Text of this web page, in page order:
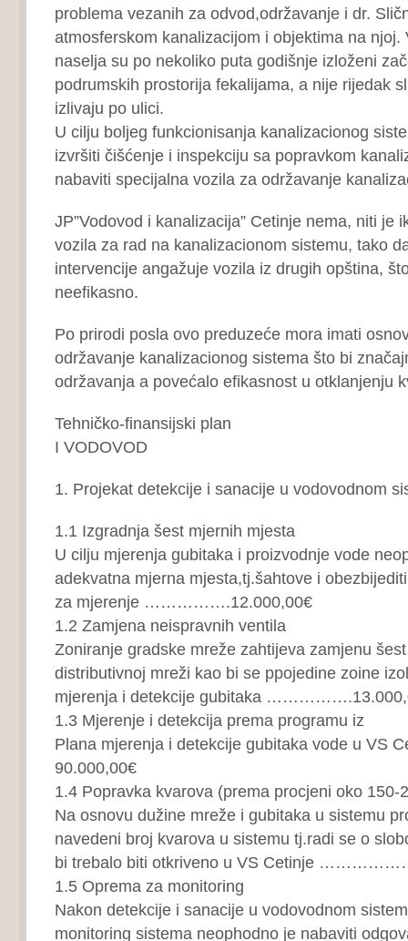
problema vezanih za odvod,održavanje i dr.
atmosferskom kanalizacijom i objektima na njoj.
naselja su po nekoliko puta godišnje izloženi
podrumskih prostorija fekalijama, a nije rijedak
izlivaju po ulici.
U cilju boljeg funkcionisanja kanalizacionog
izvršiti čišćenje i inspekciju sa popravkom
nabaviti specijalna vozila za održavanje
JP”Vodovod i kanalizacija” Cetinje nema, niti je
vozila za rad na kanalizacionom sistemu, tako
intervencije angažuje vozila iz drugih opština,
neefikasno.
Po prirodi posla ovo preduzeće mora imati
održavanje kanalizacionog sistema što bi
održavanja a povećalo efikasnost u otklanjenju
Tehničko-finansijski plan
I VODOVOD
1. Projekat detekcije i sanacije u vodovodnom
1.1 Izgradnja šest mjernih mjesta
U cilju mjerenja gubitaka i proizvodnje vode
adekvatna mjerna mjesta,tj.šahtove i
za mjerenje …………….12.000,00€
1.2 Zamjena neispravnih ventila
Zoniranje gradske mreže zahtijeva zamjenu
distributivnoj mreži kao bi se ppojedine zoine
mjerenja i detekcije gubitaka
1.3 Mjerenje i detekcija prema programu iz
Plana mjerenja i detekcije gubitaka vode u
90.000,00€
1.4 Popravka kvarova (prema procjeni oko 150-
Na osnovu dužine mreže i gubitaka u sistemu
navedeni broj kvarova u sistemu tj.radi se o
bi trebalo biti otkriveno u VS Cetinje
1.5 Oprema za monitoring
Nakon detekcije i sanacije u vodovodnom
monitoring sistema neophodno je nabaviti